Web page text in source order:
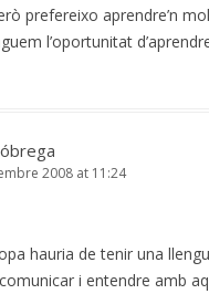
prefereixo aprendre’n
l’oportunitat
2008 at 11:24
hauria de tenir una
i entendre amb